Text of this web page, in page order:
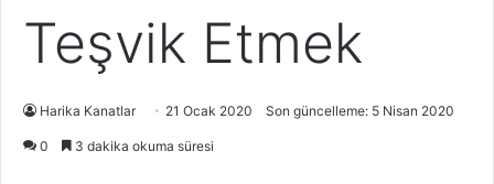
Teşvik Etmek
Harika Kanatlar 21 Ocak 2020 Son güncelleme: 5 Nisan 2020
0 3 dakika okuma süresi